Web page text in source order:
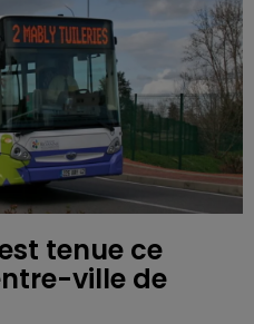
tenue ce
ville de